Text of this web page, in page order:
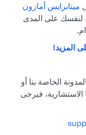
ميتابرايس أمازون
لنفسك على المدى
المزيد!
الخاصة بنا أو
الاستشارية، فيرجى